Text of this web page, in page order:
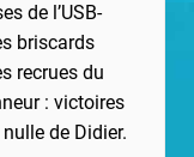
de l’USB-
briscards
recrues du
: victoires
de Didier.